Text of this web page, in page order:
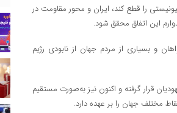
را قطع کند، ایران و محور مقاومت در
این اتفاق محقق شود.
و بسیاری از مردم جهان از نابودی رژیم
کنترل یهودیان قرار گرفته و اکنون نیز به‌صورت مستقیم
مختلف جهان را بر عهده دارد.